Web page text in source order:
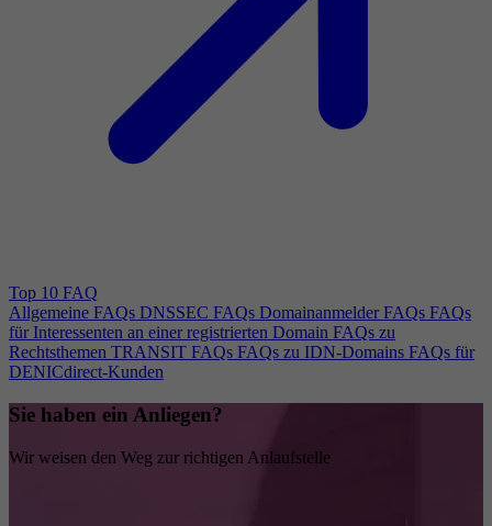
Top 10 FAQ
Allgemeine FAQs DNSSEC FAQs Domainanmelder FAQs FAQs
für Interessenten an einer registrierten Domain FAQs zu
Rechtsthemen TRANSIT FAQs FAQs zu IDN-Domains FAQs für
DENICdirect-Kunden
Sie haben ein Anliegen?
Wir weisen den Weg zur richtigen Anlaufstelle